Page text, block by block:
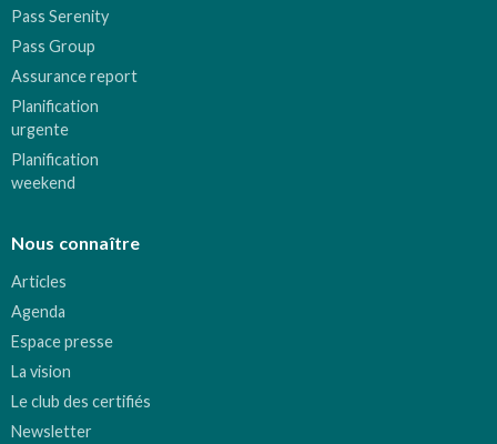
Pass Serenity
Pass Group
Assurance report
Planification
urgente
Planification
weekend
Nous connaître
Articles
Agenda
Espace presse
La vision
Le club des certifiés
Newsletter